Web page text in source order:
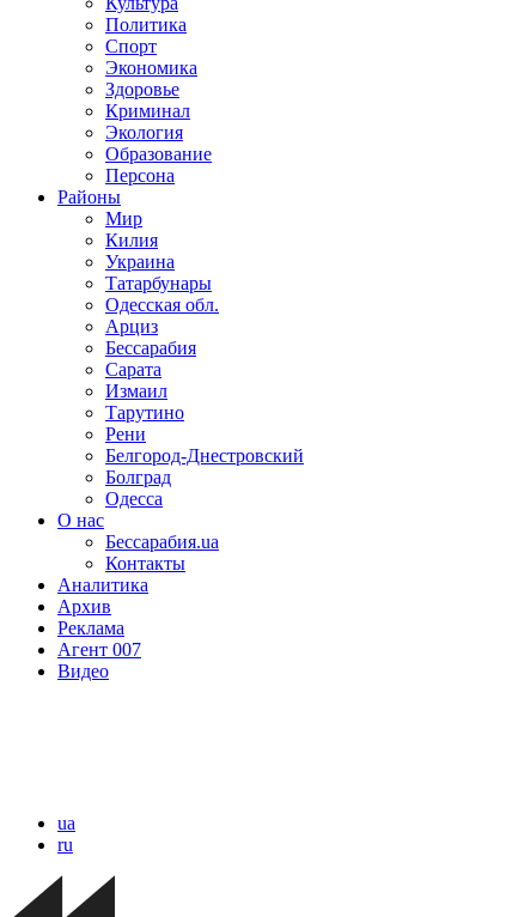
Политика
Спорт
Экономика
Здоровье
Криминал
Экология
Образование
Персона
Районы
Мир
Килия
Украина
Татарбунары
Одесская обл.
Арциз
Бессарабия
Сарата
Измаил
Тарутино
Рени
Белгород-Днестровский
Болград
Одесса
О нас
Бессарабия.ua
Контакты
Аналитика
Архив
Реклама
Агент 007
Видео
ua
ru